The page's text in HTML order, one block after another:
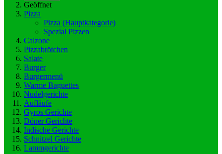
Geöffnet
Pizza
Pizza (Hauptkategorie)
Spezial Pizzen
Calzone
Pizzabrötchen
Salate
Burger
Burgermenü
Warme Baguettes
Nudelgerichte
Aufläufe
Gyros Gerichte
Döner Gerichte
Indische Gerichte
Schnitzel Gerichte
Lammgerichte